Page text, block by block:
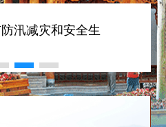
汛减灾和安全生
汛减灾工作并开